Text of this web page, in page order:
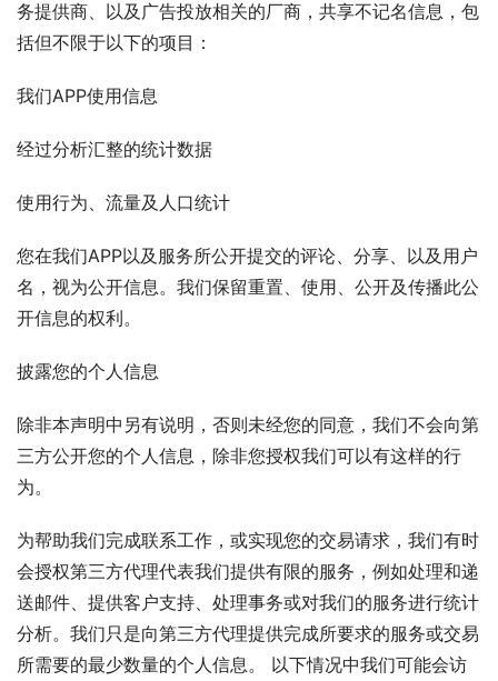
务提供商、以及广告投放相关的厂商，共享不记名信息，包
括但不限于以下的项目：
我们APP使用信息
经过分析汇整的统计数据
使用行为、流量及人口统计
您在我们APP以及服务所公开提交的评论、分享、以及用户
名，视为公开信息。我们保留重置、使用、公开及传播此公
开信息的权利。
披露您的个人信息
除非本声明中另有说明，否则未经您的同意，我们不会向第
三方公开您的个人信息，除非您授权我们可以有这样的行
为。
为帮助我们完成联系工作，或实现您的交易请求，我们有时
会授权第三方代理代表我们提供有限的服务，例如处理和递
送邮件、提供客户支持、处理事务或对我们的服务进行统计
分析。我们只是向第三方代理提供完成所要求的服务或交易
所需要的最少数量的个人信息。 以下情况中我们可能会访